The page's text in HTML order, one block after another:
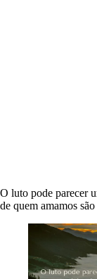
O luto pode parecer
de quem amamos